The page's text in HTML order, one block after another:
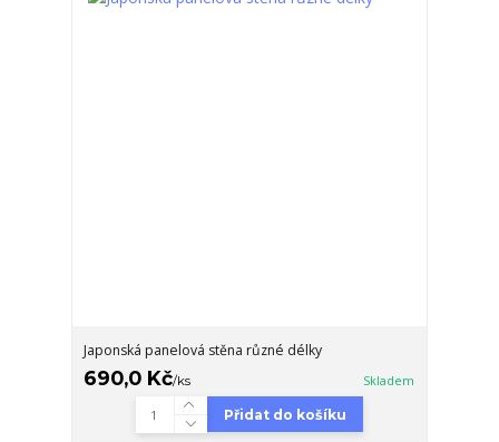
Japonská panelová stěna různé délky
690,0 Kč/ks Skladem
Přidat do košíku